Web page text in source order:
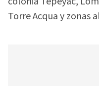
Torre Acqua y zonas